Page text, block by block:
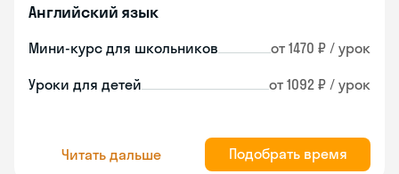
Английский язык
Мини-курс для школьников от 1470 ₽ / урок
Уроки для детей от 1092 ₽ / урок
Читать дальше Подобрать время